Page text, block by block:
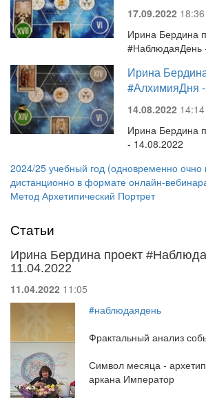
17.09.2022 18:36
Ирина Бердина
#НаблюдаяДень
Ирина
#АлхимияДня
14.08.2022 14:14
Ирина Бердина
- 14.08.2022
2024/25 учебный год (одновременно очно
дистанционно в формате онлайн-
Метод Архетипический Портрет
Статьи
Ирина Бердина проект
11.04.2022
11.04.2022 11:05
#наблюдаядень
Фрактальный анализ
Символ месяца -
аркана Император